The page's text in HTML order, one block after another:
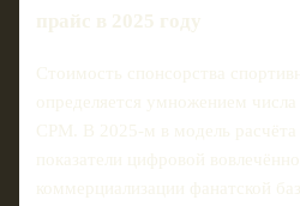
прайс в 2025 году
Стоимость спонсорства
определяется умножением числа
CPM. В 2025-м в модель расчёта
показатели цифровой
коммерциализации фанатской